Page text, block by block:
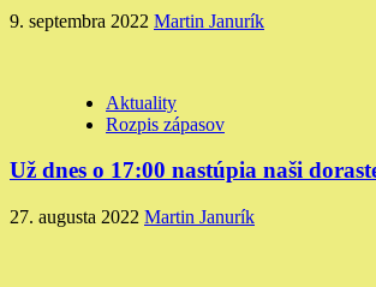
9. septembra 2022 Martin Janurík
Aktuality
Rozpis zápasov
Už dnes o 17:00 nastúpia naši
27. augusta 2022 Martin Janurík